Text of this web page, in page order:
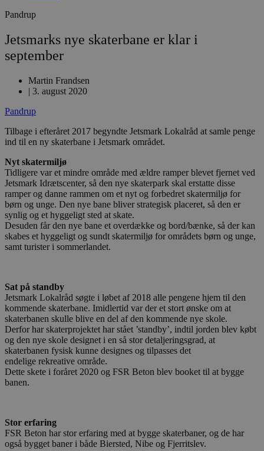
Pandrup
Jetsmarks nye skaterbane er klar i
september
Martin Frandsen
| 3. august 2020
Pandrup
Tilbage i efteråret 2017 begyndte Jetsmark Lokalråd at samle penge
ind til en ny skaterbane i Jetsmark området.
Nyt skatermiljø
Tidligere var et mindre område med ældre ramper blevet fjernet ved
Jetsmark Idrætscenter, så den nye skaterpark skal erstatte disse
ramper og danne rammen om et nyt og forbedret skatermiljø for
børn og unge. Den nye bane bliver strategisk placeret, så den er
synlig og et hyggeligt sted at skate.
Desuden får den nye bane et overdække og bord/bænke, så der kan
skabes et hyggeligt og sundt skatermiljø for områdets børn og unge,
samt turister i sommerlandet.
Sat på standby
Jetsmark Lokalråd søgte i løbet af 2018 alle pengene hjem til den
kommende skaterbane. Imidlertid var der et stort ønske om at
skaterbanen skulle blive en del af den kommende nye skole.
Derfor har skaterprojektet har stået ’standby’, indtil jorden blev købt
og den nye skole designet i en så stor detaljeringsgrad, at
skaterbanen fysisk kunne designes og tilpasses det
endelige rekreative område.
Dette skete i foråret 2020 og FSR Beton blev booket til at bygge
banen.
Stor erfaring
FSR Beton har stor erfaring med at bygge skaterbaner, og de har
også bygget baner i både Biersted, Nibe og Fjerritslev.